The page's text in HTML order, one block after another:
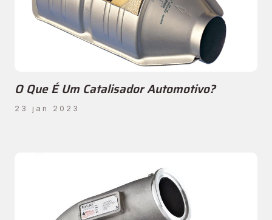
O Que É Um Catalisador Automotivo?
23 jan 2023